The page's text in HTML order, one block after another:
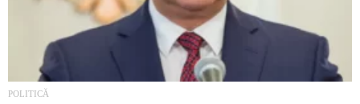
POLITICĂ